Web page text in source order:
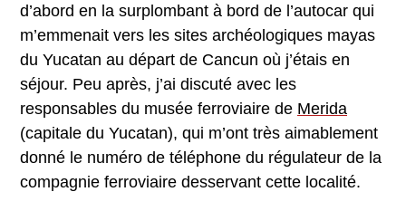
d’abord en la surplombant à bord de l’autocar qui
m’emmenait vers les sites archéologiques mayas
du Yucatan au départ de Cancun où j’étais en
séjour. Peu après, j’ai discuté avec les
responsables du musée ferroviaire de Merida
(capitale du Yucatan), qui m’ont très aimablement
donné le numéro de téléphone du régulateur de la
compagnie ferroviaire desservant cette localité.